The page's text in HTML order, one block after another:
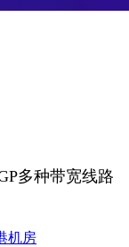
多种带宽线路
机房